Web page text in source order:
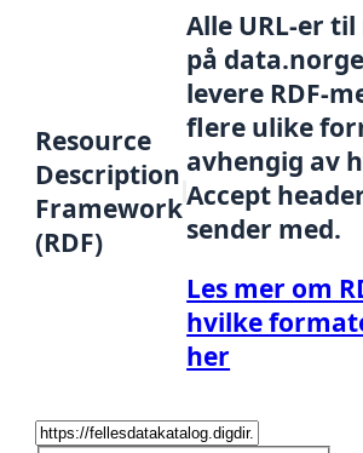
Resource
Description
Framework
(RDF)
Alle URL-er
på
levere RDF-
flere ulike
avhengig av
Accept
sender med.
Les mer om
hvilke
her